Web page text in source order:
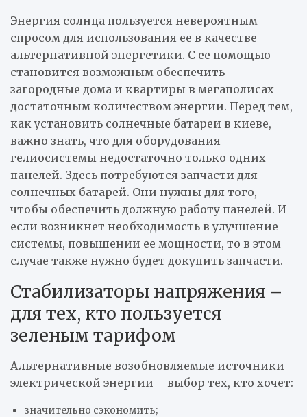
Энергия солнца пользуется невероятным
спросом для использования ее в качестве
альтернативной энергетики. С ее помощью
становится возможным обеспечить
загородные дома и квартиры в мегаполисах
достаточным количеством энергии. Перед тем,
как установить солнечные батареи в киеве,
важно знать, что для оборудования
гелиосистемы недостаточно только одних
панелей. Здесь потребуются запчасти для
солнечных батарей. Они нужны для того,
чтобы обеспечить должную работу панелей. И
если возникнет необходимость в улучшение
системы, повышении ее мощности, то в этом
случае также нужно будет докупить запчасти.
Стабилизаторы напряжения –
для тех, кто пользуется
зеленым тарифом
Альтернативные возобновляемые источники
электрической энергии – выбор тех, кто хочет:
значительно сэкономить;